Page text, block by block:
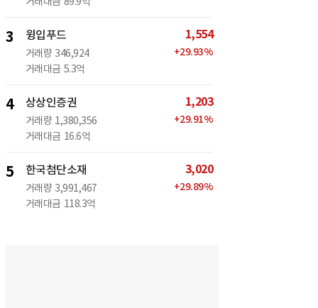
3 윙입푸드
거래량 346,924
거래대금 5.3억
1,554
+29.93%
4 상상인증권
거래량 1,380,356
거래대금 16.6억
1,203
+29.91%
5 한국첨단소재
거래량 3,991,467
거래대금 118.3억
3,020
+29.89%